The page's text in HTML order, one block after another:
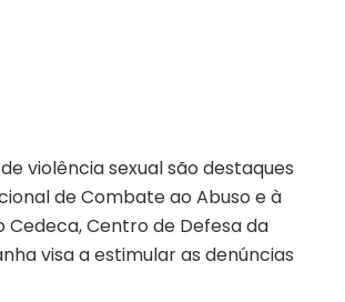
violência sexual são destaques
de Combate ao Abuso e à
Cedeca, Centro de Defesa da
visa a estimular as denúncias